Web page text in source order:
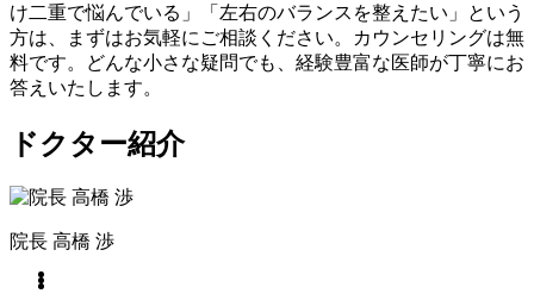
け二重で悩んでいる」「左右のバランスを整えたい」という
方は、まずはお気軽にご相談ください。カウンセリングは無
料です。どんな小さな疑問でも、経験豊富な医師が丁寧にお
答えいたします。
ドクター紹介
院長 高橋 渉